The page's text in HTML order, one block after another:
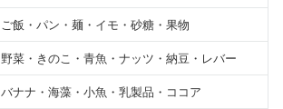
ご飯・パン・麺・イモ・砂糖・果物
野菜・きのこ・青魚・ナッツ・納豆・レバー
バナナ・海藻・小魚・乳製品・ココア